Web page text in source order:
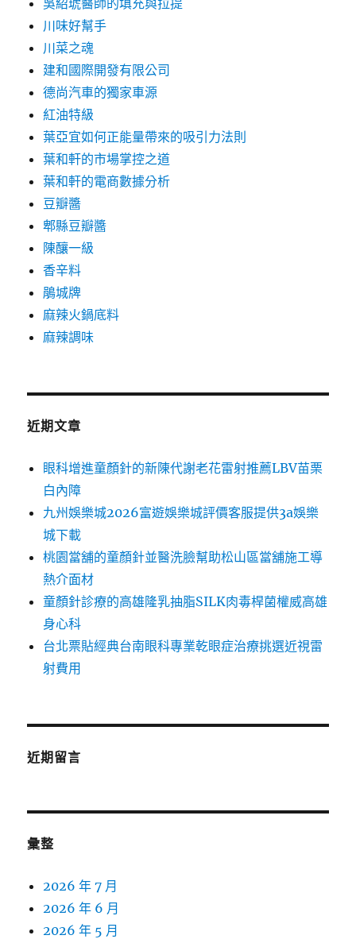
吳紹琥醫師的填充與拉提
川味好幫手
川菜之魂
建和國際開發有限公司
德尚汽車的獨家車源
紅油特級
葉亞宜如何正能量帶來的吸引力法則
葉和軒的市場掌控之道
葉和軒的電商數據分析
豆瓣醬
郫縣豆瓣醬
陳釀一級
香辛料
鵑城牌
麻辣火鍋底料
麻辣調味
近期文章
眼科增進童顏針的新陳代謝老花雷射推薦LBV苗栗
白內障
九州娛樂城2026富遊娛樂城評價客服提供3a娛樂
城下載
桃園當舖的童顏針並醫洗臉幫助松山區當舖施工導
熱介面材
童顏針診療的高雄隆乳抽脂SILK肉毒桿菌權威高雄
身心科
台北票貼經典台南眼科專業乾眼症治療挑選近視雷
射費用
近期留言
彙整
2026 年 7 月
2026 年 6 月
2026 年 5 月